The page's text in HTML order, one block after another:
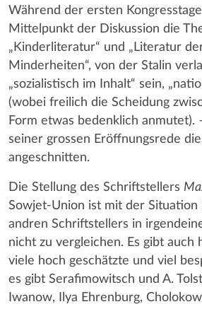
Während der ersten
Mittelpunkt der Diskussion die
„Kinderliteratur“ und „Literatur
Minderheiten“, von der Stalin
„sozialistisch im Inhalt“ sein,
(wobei freilich die Scheidung
Form etwas bedenklich anmutet).
seiner grossen Eröffnungsrede
angeschnitten.
Die Stellung des Schriftstellers
Sowjet-Union ist mit der Situation
andren Schriftstellers in
nicht zu vergleichen. Es gibt auch
viele hoch geschätzte und viel
es gibt Serafimowitsch und A.
Iwanow, Ilya Ehrenburg,